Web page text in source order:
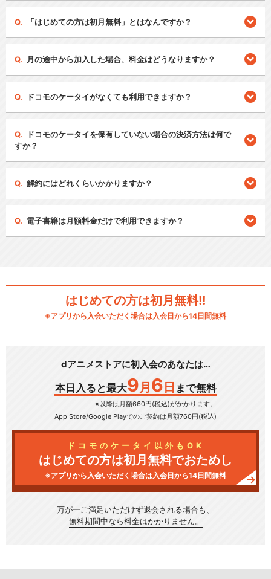
「はじめての方は初月無料」とはなんですか？
月の途中から加入した場合、料金はどうなりますか？
ドコモのケータイがなくても利用できますか？
ドコモのケータイを保有していない場合の決済方法は何で
すか？
解約にはどれくらいかかりますか？
電子書籍は月額料金だけで利用できますか？
はじめての方は初月無料!!
※アプリから入会いただく場合は入会日から14日間無料
dアニメストアに初入会のあなたは…
本日入ると最大9月 6 日 まで無料
※以降は月額660円(税込)がかかります。
App Store/Google Playでのご契約は月額760円(税込)
ドコモのケータイ以外もOK
はじめての方は初月無料でおためし
※アプリから入会いただく場合は入会日から14日間無料
万が一ご満足いただけず退会される場合も、
無料期間中なら料金はかかりません。